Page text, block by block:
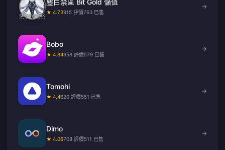
塵白禁區 Bit Gold 儲值
★ 4.73915 評價763 已售
→
Bobo
★ 4.84958 評價579 已售
→
Tomohi
★ 4.4620 評價551 已售
→
Dimo
★ 4.06708 評價511 已售
→